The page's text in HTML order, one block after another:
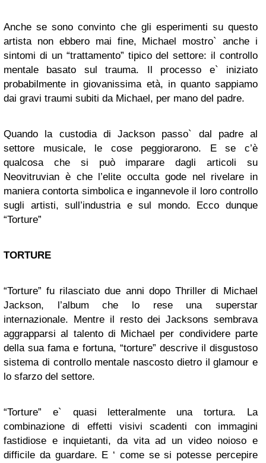
Anche se sono convinto che gli esperimenti su questo
artista non ebbero mai fine, Michael mostro` anche i
sintomi di un “trattamento” tipico del settore: il controllo
mentale basato sul trauma. Il processo e` iniziato
probabilmente in giovanissima età, in quanto sappiamo
dai gravi traumi subiti da Michael, per mano del padre.
Quando la custodia di Jackson passo` dal padre al
settore musicale, le cose peggiorarono. E se c’è
qualcosa che si può imparare dagli articoli su
Neovitruvian è che l’elite occulta gode nel rivelare in
maniera contorta simbolica e ingannevole il loro controllo
sugli artisti, sull’industria e sul mondo. Ecco dunque
“Torture”
TORTURE
“Torture” fu rilasciato due anni dopo Thriller di Michael
Jackson, l’album che lo rese una superstar
internazionale. Mentre il resto dei Jacksons sembrava
aggrapparsi al talento di Michael per condividere parte
della sua fama e fortuna, “torture” descrive il disgustoso
sistema di controllo mentale nascosto dietro il glamour e
lo sfarzo del settore.
“Torture” e` quasi letteralmente una tortura. La
combinazione di effetti visivi scadenti con immagini
fastidiose e inquietanti, da vita ad un video noioso e
difficile da guardare. E ‘ come se si potesse percepire